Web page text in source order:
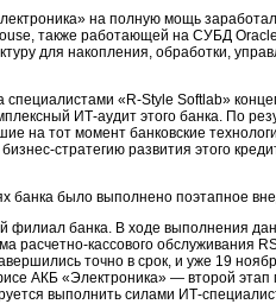
на полную мощь
также работающей на СУБД
для накопления, обработки,
специалистами «R-Style Softlab»
ИТ-аудит этого банка. По
на тот момент банковские
бизнес-стратегию развития этого
банка было выполнено поэтапное
банка. В ходе выполнения
расчетно-кассового обслуживания
точно в срок, и уже 19
АКБ «Электроника» — второй
выполнить силами ИТ-